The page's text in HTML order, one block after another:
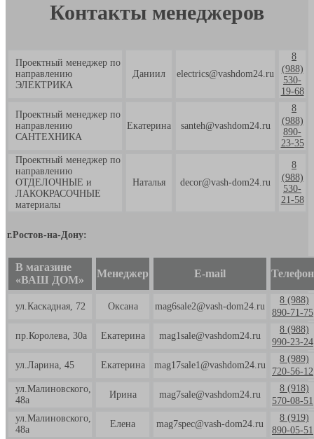
Контакты менеджеров
Проектный менеджер по
направлению
ЭЛЕКТРИКА
Даниил electrics@vashdom24.ru
8
(988)
530-
19-68
Проектный менеджер по
направлению
САНТЕХНИКА
Екатерина santeh@vashdom24.ru
8
(988)
890-
23-35
Проектный менеджер по
направлению
ОТДЕЛОЧНЫЕ и
ЛАКОКРАСОЧНЫЕ
материалы
Наталья decor@vash-dom24.ru
8
(988)
530-
21-58
г.Ростов-на-Дону:
В магазине
«ВАШ ДОМ»
Менеджер E-mail Телефон
ул.Каскадная, 72 Оксана mag6sale2@vash-dom24.ru
8 (988)
890-71-75
пр.Королева, 30а Екатерина mag1sale@vashdom24.ru
8 (988)
990-23-24
ул.Ларина, 45 Екатерина mag17sale1@vashdom24.ru
8 (989)
720-56-12
ул.Малиновского,
48а
Ирина mag7sale@vashdom24.ru
8 (918)
570-08-51
ул.Малиновского,
48а
Елена mag7spec@vash-dom24.ru
8 (919)
890-05-51